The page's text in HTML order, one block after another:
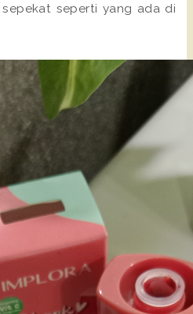
seperti yang ada di